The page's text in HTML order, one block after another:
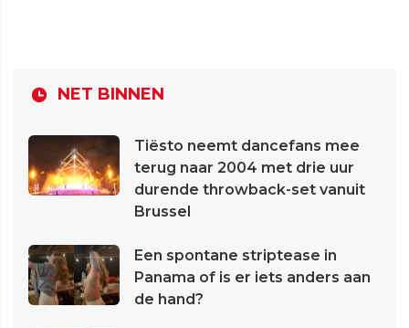
NET BINNEN
Tiësto neemt dancefans mee
terug naar 2004 met drie uur
durende throwback-set vanuit
Brussel
Een spontane striptease in
Panama of is er iets anders aan
de hand?